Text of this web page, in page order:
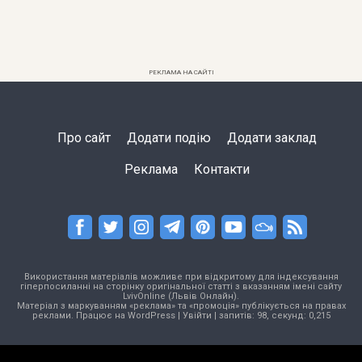
РЕКЛАМА НА САЙТІ
Про сайт Додати подію Додати заклад
Реклама Контакти
Використання матеріалів можливе при відкритому для індексування
гіперпосиланні на сторінку оригінальної статті з вказанням імені сайту
LvivOnline (Львів Онлайн).
Матеріал з маркуванням «реклама» та «промоція» публікується на правах
реклами. Працює на WordPress| Увійти | запитів: 98, секунд: 0,215